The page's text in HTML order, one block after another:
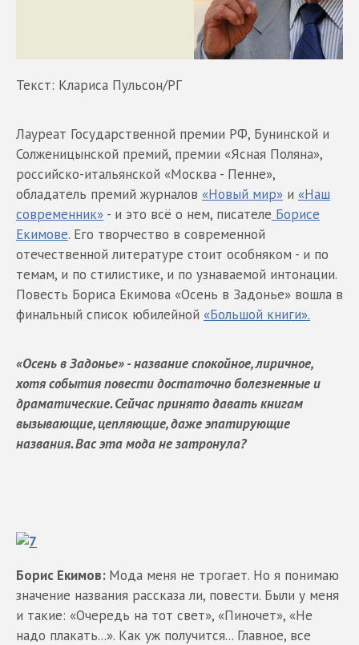
Текст: Клариса Пульсон/РГ
Лауреат Государственной премии РФ, Бунинской и
Солженицынской премий, премии «Ясная Поляна»,
российско-итальянской «Москва - Пенне»,
обладатель премий журналов «Новый мир» и «Наш
современник» - и это всё о нем, писателе Борисе
Екимове. Его творчество в современной
отечественной литературе стоит особняком - и по
темам, и по стилистике, и по узнаваемой интонации.
Повесть Бориса Екимова «Осень в Задонье» вошла в
финальный список юбилейной «Большой книги».
«Осень в Задонье» - название спокойное, лиричное,
хотя события повести достаточно болезненные и
драматические. Сейчас принято давать книгам
вызывающие, цепляющие, даже эпатирующие
названия. Вас эта мода не затронула?
Борис Екимов: Мода меня не трогает. Но я понимаю
значение названия рассказа ли, повести. Были у меня
и такие: «Очередь на тот свет», «Пиночет», «Не
надо плакать...». Как уж получится... Главное, все